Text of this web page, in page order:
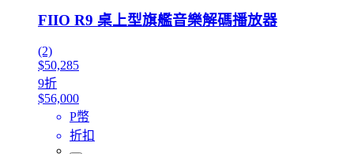
FIIO R9 桌上型旗艦音樂解碼播放器
(2)
$50,285
9折
$56,000
P幣
折扣